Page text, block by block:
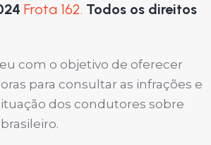
Frota 162. Todos os direitos
com o objetivo de oferecer
para consultar as infrações e
dos condutores sobre